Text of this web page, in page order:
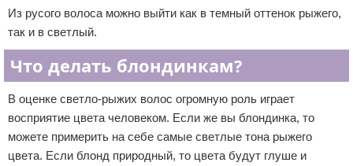
Из русого волоса можно выйти как в темный оттенок рыжего,
так и в светлый.
Что делать блондинкам?
В оценке светло-рыжих волос огромную роль играет
восприятие цвета человеком. Если же вы блондинка, то
можете примерить на себе самые светлые тона рыжего
цвета. Если блонд природный, то цвета будут глуше и